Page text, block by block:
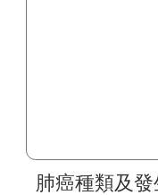
肺癌種類及